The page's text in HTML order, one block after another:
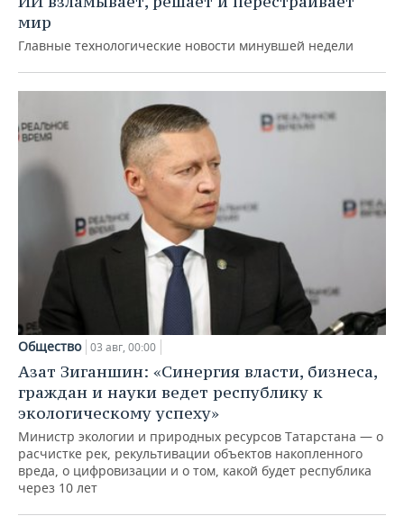
мир
Главные технологические новости минувшей недели
Общество 03 авг, 00:00
Азат Зиганшин: «Синергия власти, бизнеса,
граждан и науки ведет республику к
экологическому успеху»
Министр экологии и природных ресурсов Татарстана — о
расчистке рек, рекультивации объектов накопленного
вреда, о цифровизации и о том, какой будет республика
через 10 лет